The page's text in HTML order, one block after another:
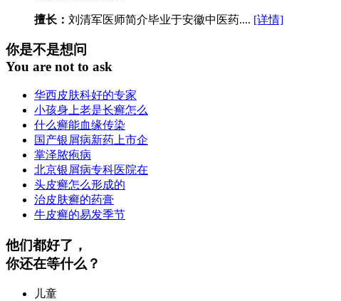
擅长： 刘清军医师简介毕业于安徽中医药.... [详情]
你是不是想问
You are not to ask
华西皮肤科好的专家
小孩身上老是长癣怎么
什么癣能血缘传染
国产银屑病新药上市企
掌泽脓疱病
北京银屑病专科医院在
头皮癣怎么形成的
治皮肤癣的药膏
牛皮癣的易发季节
他们都好了，
你还在等什么？
儿童